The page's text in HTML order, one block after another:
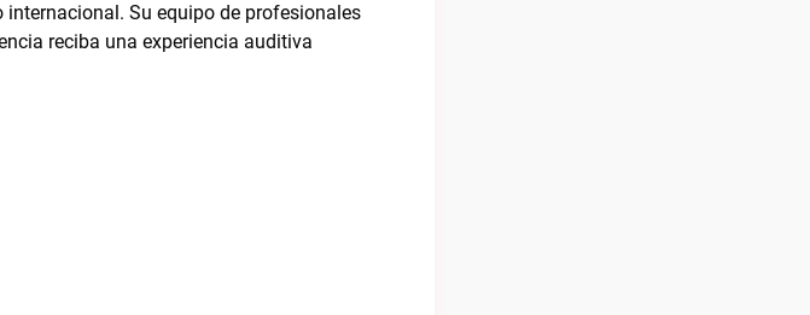
Su equipo de profesionales
reciba una experiencia auditiva